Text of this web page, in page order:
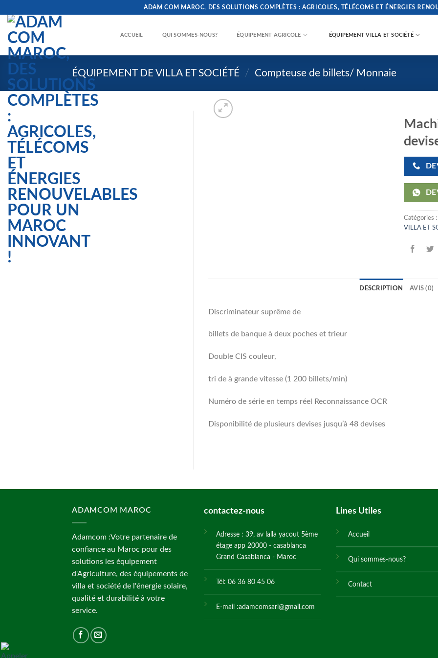
content
ADAM COM MAROC, DES SOLUTIONS COMPLÈTES : AGRICOLES, TÉLÉCOMS ET ÉNERGIES
ACCUEIL QUI SOMMES-NOUS? ÉQUIPEMENT AGRICOLE ÉQUIPEMENT VILLA ET SOCIÉTÉ
ÉQUIPEMENT DE VILLA ET SOCIÉTÉ / Compteuse de billets/ Monnaie
Catégories
VILLA ET
DESCRIPTION AVIS (0)
Discriminateur suprême de
billets de banque à deux poches et trieur
Double CIS couleur,
tri de à grande vitesse (1 200 billets/min)
Numéro de série en temps réel Reconnaissance OCR
Disponibilité de plusieurs devises jusqu’à 48 devises
ADAMCOM MAROC
Adamcom :Votre partenaire de
confiance au Maroc pour des
solutions les équipement
d'Agriculture, des équipements de
villa et société de l'énergie solaire,
qualité et durabilité à votre
service.
contactez-nous
Adresse : 39, av lalla yacout 5ème
étage app 20000 - casablanca
Grand Casablanca - Maroc
Tél: 06 36 80 45 06
E-mail :adamcomsarl@gmail.com
Lines Utiles
Accueil
Qui sommes-nous?
Contact